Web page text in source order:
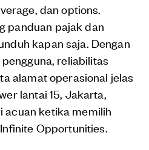
dan options.
panduan pajak dan
kapan saja. Dengan
reliabilitas
alamat operasional jelas
lantai 15, Jakarta,
acuan ketika memilih
Opportunities.